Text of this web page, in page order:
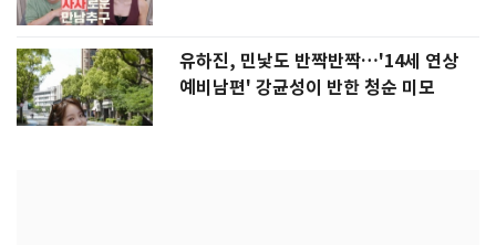
유하진, 민낯도 반짝반짝…'14세 연상
예비남편' 강균성이 반한 청순 미모